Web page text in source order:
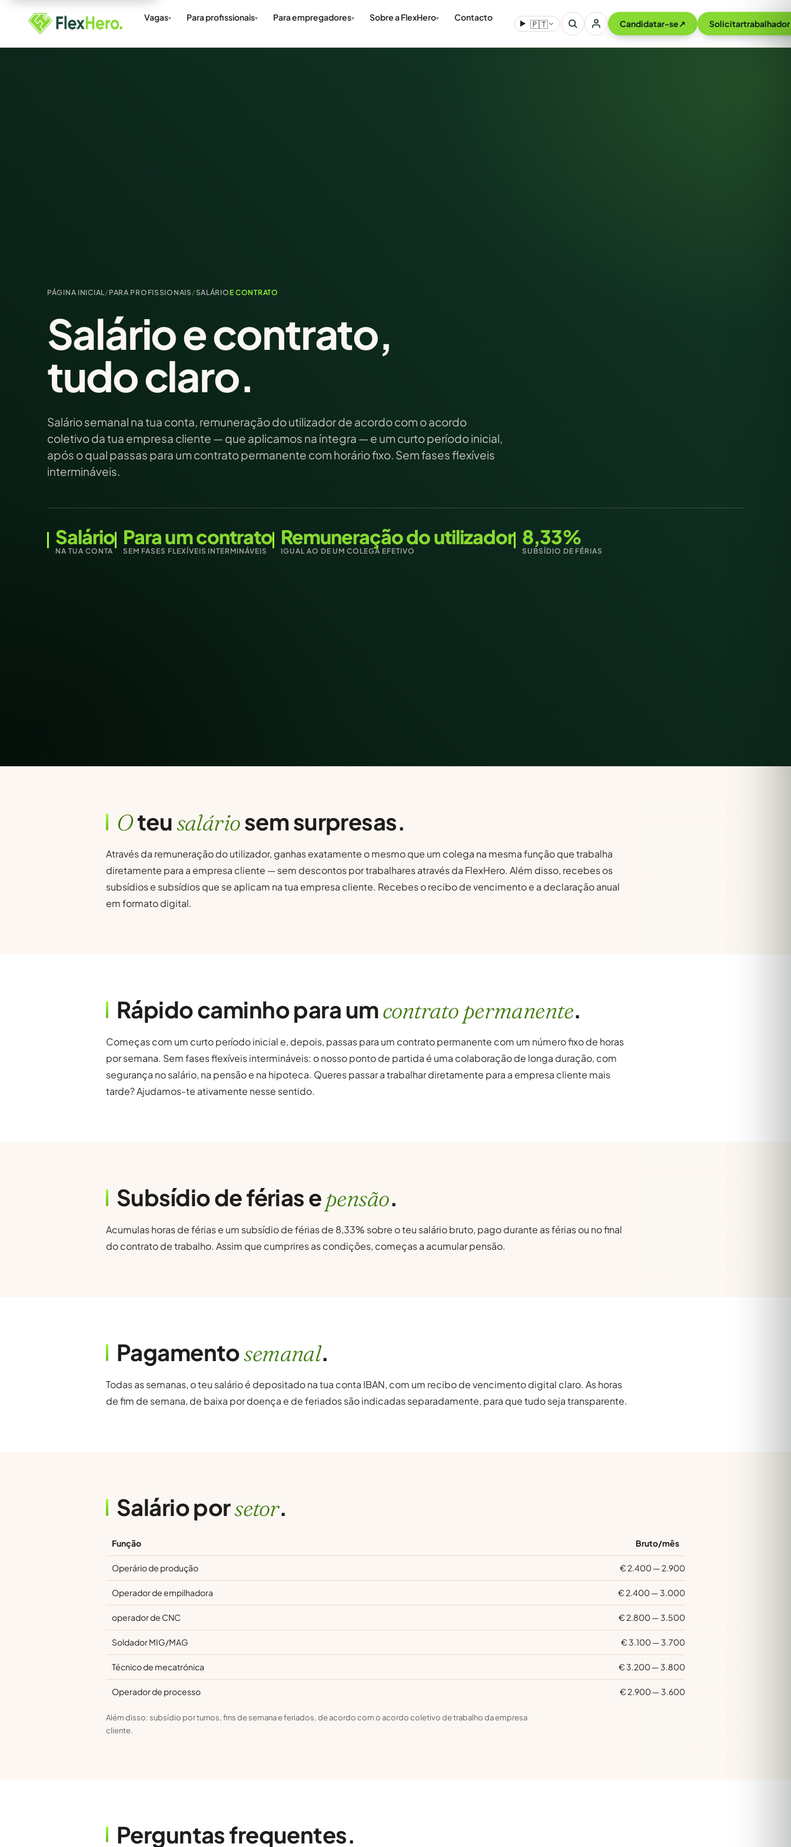
Vagas Para profissionais Para empregadores Sobre a FlexHero Contacto
🇵🇹 Candidatar-se↗ Solicitar
PÁGINA INICIAL/ PARA PROFISSIONAIS /SALÁRIO E CONTRATO
Salário e contrato,
tudo claro.
Salário semanal na tua conta, remuneração do utilizador de acordo com o acordo
coletivo da tua empresa cliente — que aplicamos na íntegra — e um curto período inicial,
após o qual passas para um contrato permanente com horário fixo. Sem fases flexíveis
intermináveis.
Salário
NA TUA CONTA
Para um contrato
SEM FASES FLEXÍVEIS INTERMINÁVEIS
Remuneração do utilizador
IGUAL AO DE UM COLEGA EFETIVO
8,33%
SUBSÍDIO DE FÉRIAS
Oteusaláriosem surpresas.
Através da remuneração do utilizador, ganhas exatamente o mesmo que um colega na mesma função que trabalha
diretamente para a empresa cliente — sem descontos por trabalhares através da FlexHero. Além disso, recebes os
subsídios e subsídios que se aplicam na tua empresa cliente. Recebes o recibo de vencimento e a declaração anual
em formato digital.
Rápido caminho para umcontrato permanente.
Começas com um curto período inicial e, depois, passas para um contrato permanente com um número fixo de horas
por semana. Sem fases flexíveis intermináveis: o nosso ponto de partida é uma colaboração de longa duração, com
segurança no salário, na pensão e na hipoteca. Queres passar a trabalhar diretamente para a empresa cliente mais
tarde? Ajudamos-te ativamente nesse sentido.
Subsídio de férias epensão.
Acumulas horas de férias e um subsídio de férias de 8,33% sobre o teu salário bruto, pago durante as férias ou no final
do contrato de trabalho. Assim que cumprires as condições, começas a acumular pensão.
Pagamentosemanal.
Todas as semanas, o teu salário é depositado na tua conta IBAN, com um recibo de vencimento digital claro. As horas
de fim de semana, de baixa por doença e de feriados são indicadas separadamente, para que tudo seja transparente.
Salário porsetor.
Função Bruto/mês
Operário de produção € 2.400 — 2.900
Operador de empilhadora € 2.400 — 3.000
operador de CNC € 2.800 — 3.500
Soldador MIG/MAG € 3.100 — 3.700
Técnico de mecatrónica € 3.200 — 3.800
Operador de processo € 2.900 — 3.600
Além disso: subsídio por turnos, fins de semana e feriados, de acordo com o acordo coletivo de trabalho da empresa
cliente.
Perguntas frequentes.